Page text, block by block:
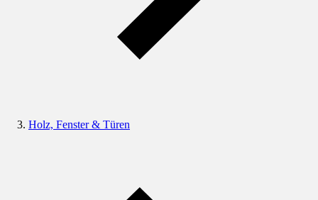
Holz, Fenster & Türen